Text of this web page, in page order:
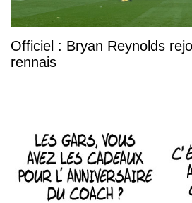
Officiel : Bryan Reynolds
rennais